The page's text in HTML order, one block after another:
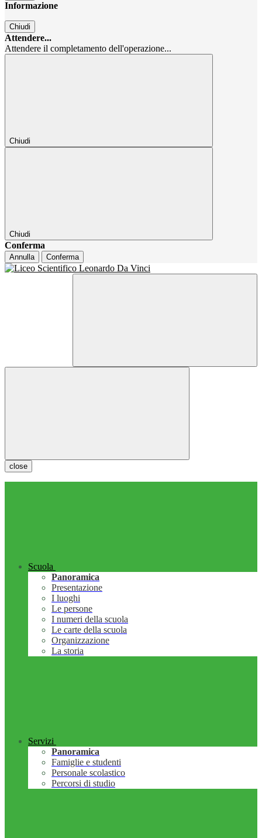
Informazione
Chiudi
Attendere...
Attendere il completamento dell'operazione...
Chiudi
Chiudi
Conferma
Annulla Conferma
close
Scuola
Panoramica
Presentazione
I luoghi
Le persone
I numeri della scuola
Le carte della scuola
Organizzazione
La storia
Servizi
Panoramica
Famiglie e studenti
Personale scolastico
Percorsi di studio